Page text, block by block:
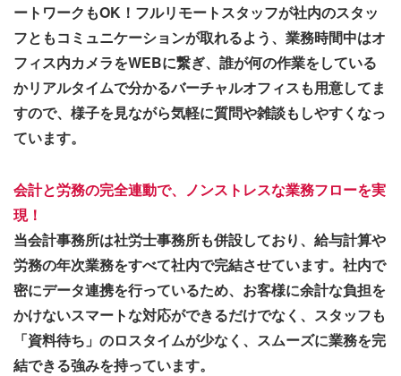
ートワークもOK！フルリモートスタッフが社内のスタッ
フともコミュニケーションが取れるよう、業務時間中はオ
フィス内カメラをWEBに繋ぎ、誰が何の作業をしている
かリアルタイムで分かるバーチャルオフィスも用意してま
すので、様子を見ながら気軽に質問や雑談もしやすくなっ
ています。
会計と労務の完全連動で、ノンストレスな業務フローを実
現！
当会計事務所は社労士事務所も併設しており、給与計算や
労務の年次業務をすべて社内で完結させています。社内で
密にデータ連携を行っているため、お客様に余計な負担を
かけないスマートな対応ができるだけでなく、スタッフも
「資料待ち」のロスタイムが少なく、スムーズに業務を完
結できる強みを持っています。